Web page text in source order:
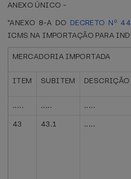
ANEXO ÚNICO -
"ANEXO 8-A DO DECRETO Nº
ICMS NA IMPORTAÇÃO PARA
MERCADORIA IMPORTADA
ITEM SUBITEM DESCRIÇÃO
..... ..... .....
43
43.1 .....